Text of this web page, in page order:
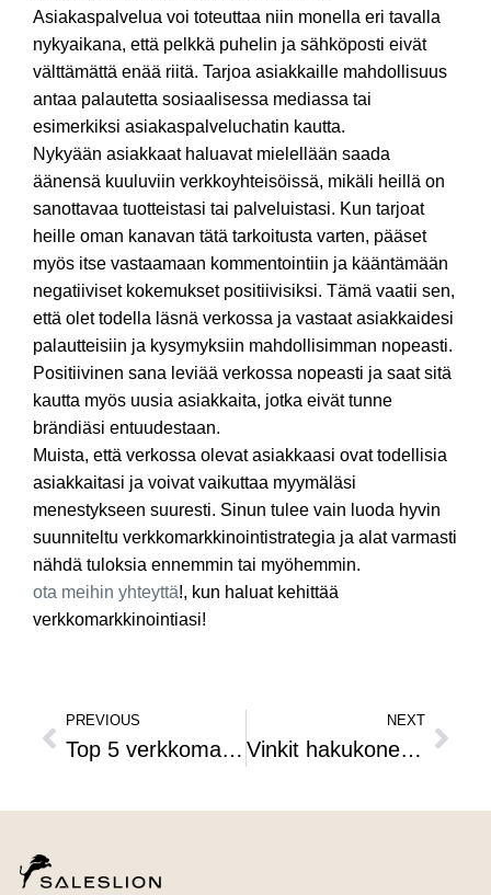
Asiakaspalvelua voi toteuttaa niin monella eri tavalla
nykyaikana, että pelkkä puhelin ja sähköposti eivät
välttämättä enää riitä. Tarjoa asiakkaille mahdollisuus
antaa palautetta sosiaalisessa mediassa tai
esimerkiksi asiakaspalveluchatin kautta.
Nykyään asiakkaat haluavat mielellään saada
äänensä kuuluviin verkkoyhteisöissä, mikäli heillä on
sanottavaa tuotteistasi tai palveluistasi. Kun tarjoat
heille oman kanavan tätä tarkoitusta varten, pääset
myös itse vastaamaan kommentointiin ja kääntämään
negatiiviset kokemukset positiivisiksi. Tämä vaatii sen,
että olet todella läsnä verkossa ja vastaat asiakkaidesi
palautteisiin ja kysymyksiin mahdollisimman nopeasti.
Positiivinen sana leviää verkossa nopeasti ja saat sitä
kautta myös uusia asiakkaita, jotka eivät tunne
brändiäsi entuudestaan.
Muista, että verkossa olevat asiakkaasi ovat todellisia
asiakkaitasi ja voivat vaikuttaa myymäläsi
menestykseen suuresti. Sinun tulee vain luoda hyvin
suunniteltu verkkomarkkinointistrategia ja alat varmasti
nähdä tuloksia ennemmin tai myöhemmin.
ota meihin yhteyttä!, kun haluat kehittää
verkkomarkkinointiasi!
PREVIOUS
Top 5 verkkomarkkinoinnin trendiä
NEXT
Vinkit hakukoneoptimointiin sisällöntuotannossa